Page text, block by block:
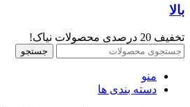
بالا
تخفیف 20 درصدی محصولات نیاک!
جستجو
منو
دسته بندی ها